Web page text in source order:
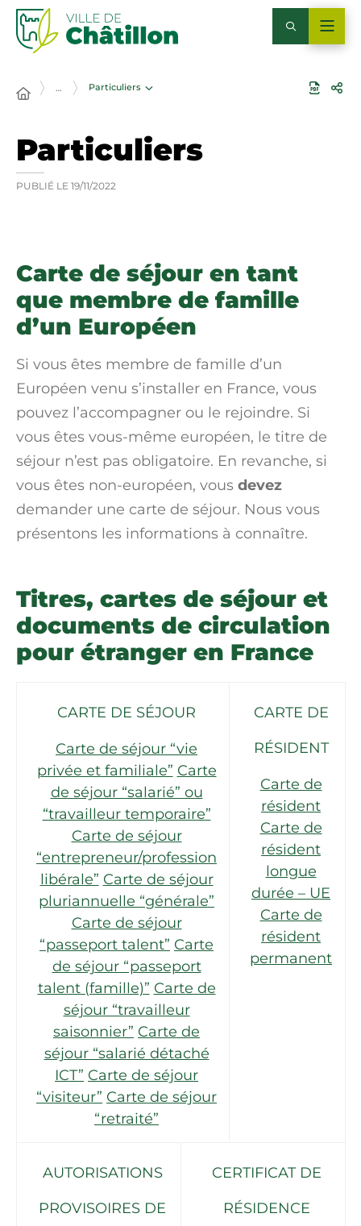
… Particuliers
Particuliers
PUBLIÉ LE 19/11/2022
Carte de séjour en tant
que membre de famille
d’un Européen
Si vous êtes membre de famille d’un
Européen venu s’installer en France, vous
pouvez l’accompagner ou le rejoindre. Si
vous êtes vous-même européen, le titre de
séjour n’est pas obligatoire. En revanche, si
vous êtes non-européen, vous devez
demander une carte de séjour. Nous vous
présentons les informations à connaître.
Titres, cartes de séjour et
documents de circulation
pour étranger en France
CARTE DE SÉJOUR
Carte de séjour “vie
privée et familiale” Carte
de séjour “salarié” ou
“travailleur temporaire”
Carte de séjour
“entrepreneur/profession
libérale” Carte de séjour
pluriannuelle “générale”
Carte de séjour
“passeport talent” Carte
de séjour “passeport
talent (famille)” Carte de
séjour “travailleur
saisonnier” Carte de
séjour “salarié détaché
ICT” Carte de séjour
“visiteur” Carte de séjour
“retraité”
CARTE DE
RÉSIDENT
Carte de
résident
Carte de
résident
longue
durée – UE
Carte de
résident
permanent
AUTORISATIONS
PROVISOIRES DE
CERTIFICAT DE
RÉSIDENCE